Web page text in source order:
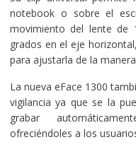
notebook o sobre el
movimiento del lente de
grados en el eje
para ajustarla de la
La nueva eFace 1300
vigilancia ya que se la
grabar
ofreciéndoles a los